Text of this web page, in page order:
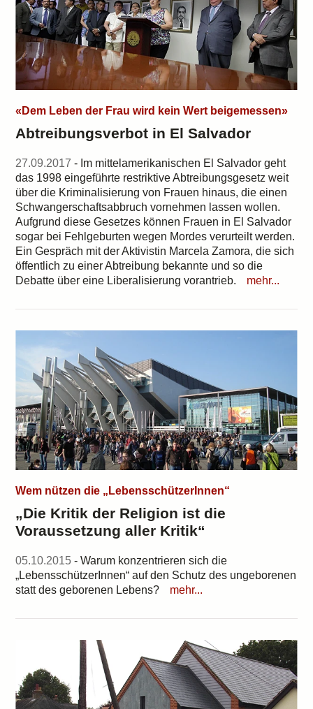
«Dem Leben der Frau wird kein Wert beigemessen»
Abtreibungsverbot in El Salvador
27.09.2017 - Im mittelamerikanischen El Salvador geht
das 1998 eingeführte restriktive Abtreibungsgesetz weit
über die Kriminalisierung von Frauen hinaus, die einen
Schwangerschaftsabbruch vornehmen lassen wollen.
Aufgrund diese Gesetzes können Frauen in El Salvador
sogar bei Fehlgeburten wegen Mordes verurteilt werden.
Ein Gespräch mit der Aktivistin Marcela Zamora, die sich
öffentlich zu einer Abtreibung bekannte und so die
Debatte über eine Liberalisierung vorantrieb.
mehr...
Wem nützen die „LebensschützerInnen“
„Die Kritik der Religion ist die
Voraussetzung aller Kritik“
05.10.2015 - Warum konzentrieren sich die
„LebensschützerInnen“ auf den Schutz des ungeborenen
statt des geborenen Lebens?
mehr...